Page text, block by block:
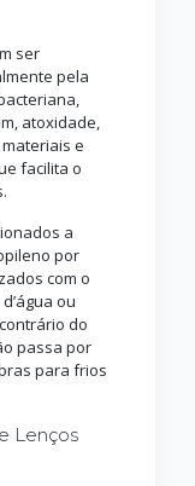
ser
pela
atoxidade,
e
facilita o
a
por
com o
ou
do
passa por
para frios
Lenços